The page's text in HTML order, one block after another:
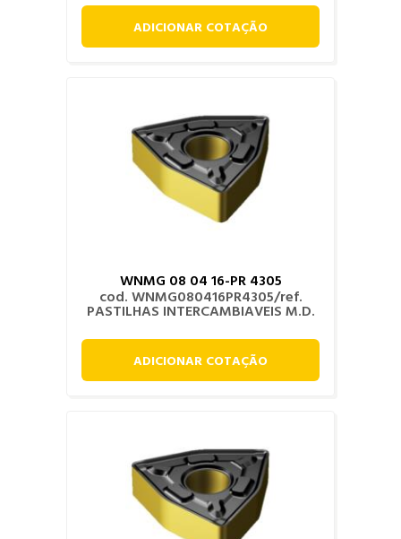
ADICIONAR COTAÇÃO
WNMG 08 04 16-PR 4305
cod. WNMG080416PR4305/ref.
PASTILHAS INTERCAMBIAVEIS M.D.
ADICIONAR COTAÇÃO